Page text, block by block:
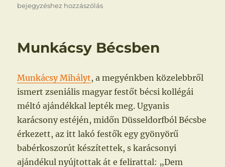
bejegyzéshez hozzászólás
Munkácsy Bécsben
Munkácsy Mihályt, a megyénkben közelebbről
ismert zseniális magyar festőt bécsi kollégái
méltó ajándékkal lepték meg. Ugyanis
karácsony estéjén, midőn Düsseldorfból Bécsbe
érkezett, az itt lakó festők egy gyönyörű
babérkoszorút készítettek, s karácsonyi
ajándékul nyújtottak át e felirattal: „Dem